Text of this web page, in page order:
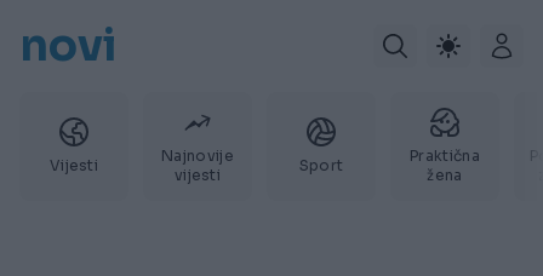
novi
Vijesti
Najnovije
vijesti
Sport
Praktična
žena